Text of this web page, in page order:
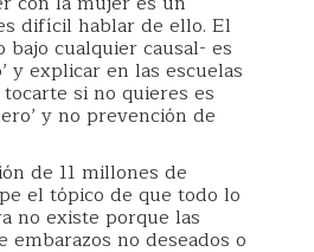
difícil hablar de ello. El
cualquier causal- es
y explicar en las escuelas
si no quieres es
y no prevención de
de 11 millones de
el tópico de que todo lo
no existe porque las
no deseados o